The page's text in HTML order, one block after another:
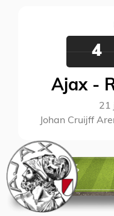
4
Ajax -
21
Johan Cruijff